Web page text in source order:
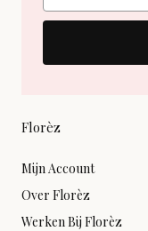
Florèz
Mijn Account
Over Florèz
Werken Bij Florèz